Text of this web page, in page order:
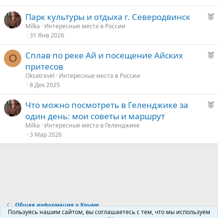
о
й
Р
о
у
Парк культуры и отдыха г. Северодвинск
Milka
Интересные места в России
31 Янв 2026
O
Р
е
е
Сплав по реке Ай и посещение Айских
притесов
Oksatravel
Интересные места в России
8 Дек 2025
Р
Что можно посмотреть в Геленджике за
один день: мои советы и маршрут
Milka
Интересные места в Геленджике
3 Мар 2026
Общая информация о Крыме
Пользуясь нашим сайтом, вы соглашаетесь с тем, что мы используем